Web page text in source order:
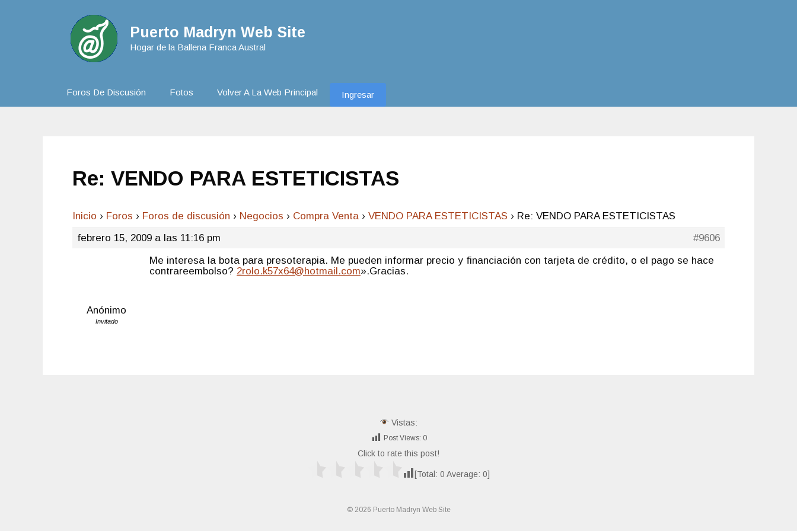
Puerto Madryn Web Site
Hogar de la Ballena Franca Austral
Foros De Discusión Fotos Volver A La Web Principal Ingresar
Re: VENDO PARA ESTETICISTAS
Inicio › Foros › Foros de discusión › Negocios › Compra Venta › VENDO PARA ESTETICISTAS › Re: VENDO PARA ESTETICISTAS
febrero 15, 2009 a las 11:16 pm
#9606
Anónimo
Invitado
Me interesa la bota para presoterapia. Me pueden informar precio y financiación con tarjeta de crédito, o el pago se hace
contrareembolso? 2rolo.k57x64@hotmail.com».Gracias.
Vistas:
Post Views: 0
Click to rate this post!
[Total: 0 Average: 0]
© 2026 Puerto Madryn Web Site